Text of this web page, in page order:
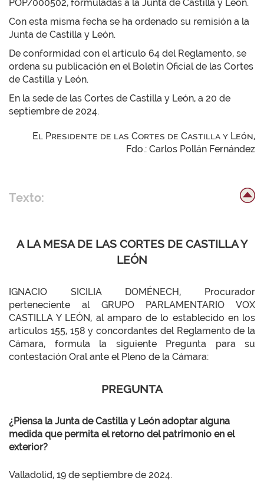
POP/000502, formuladas a la Junta de Castilla y León.
Con esta misma fecha se ha ordenado su remisión a la
Junta de Castilla y León.
De conformidad con el artículo 64 del Reglamento, se
ordena su publicación en el Boletín Oficial de las Cortes
de Castilla y León.
En la sede de las Cortes de Castilla y León, a 20 de
septiembre de 2024.
El Presidente de las Cortes de Castilla y León,
Fdo.: Carlos Pollán Fernández
Texto:
A LA MESA DE LAS CORTES DE CASTILLA Y
LEÓN
IGNACIO SICILIA DOMÉNECH, Procurador
perteneciente al GRUPO PARLAMENTARIO VOX
CASTILLA Y LEÓN, al amparo de lo establecido en los
artículos 155, 158 y concordantes del Reglamento de la
Cámara, formula la siguiente Pregunta para su
contestación Oral ante el Pleno de la Cámara:
PREGUNTA
¿Piensa la Junta de Castilla y León adoptar alguna
medida que permita el retorno del patrimonio en el
exterior?
Valladolid, 19 de septiembre de 2024.